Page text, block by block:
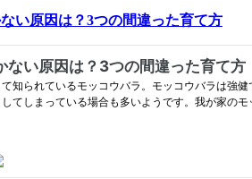
い原因は？3つの間違った育て方